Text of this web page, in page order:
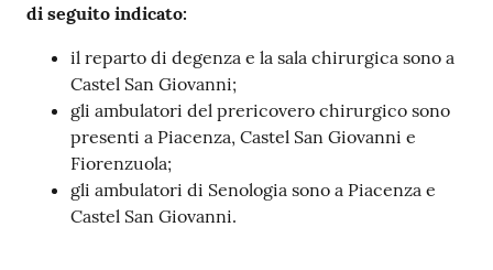
di seguito indicato:
il reparto di degenza e la sala chirurgica sono a
Castel San Giovanni;
gli ambulatori del prericovero chirurgico sono
presenti a Piacenza, Castel San Giovanni e
Fiorenzuola;
gli ambulatori di Senologia sono a Piacenza e
Castel San Giovanni.